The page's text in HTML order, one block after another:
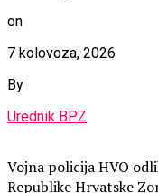
on
7 kolovoza, 2026
By
Urednik BPZ
Vojna policija HVO
Republike Hrvatske